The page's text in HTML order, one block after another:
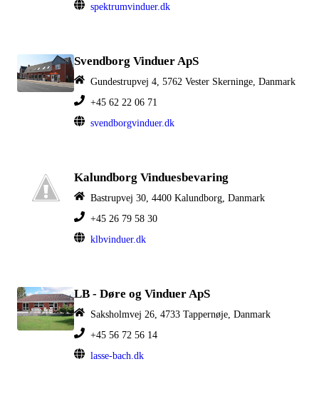
spektrumvinduer.dk
Svendborg Vinduer ApS
Gundestrupvej 4, 5762 Vester Skerninge, Danmark
+45 62 22 06 71
svendborgvinduer.dk
Kalundborg Vinduesbevaring
Bastrupvej 30, 4400 Kalundborg, Danmark
+45 26 79 58 30
klbvinduer.dk
LB - Døre og Vinduer ApS
Saksholmvej 26, 4733 Tappernøje, Danmark
+45 56 72 56 14
lasse-bach.dk